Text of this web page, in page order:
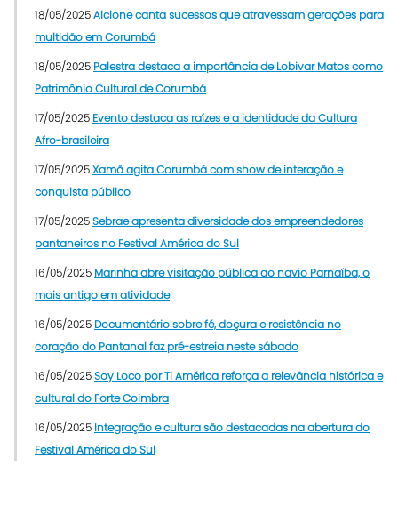
18/05/2025Alcione canta sucessos que atravessam gerações para
multidão em Corumbá
18/05/2025 Palestra destaca a importância de Lobivar Matos como
Patrimônio Cultural de Corumbá
17/05/2025 Evento destaca as raízes e a identidade da Cultura
Afro-brasileira
17/05/2025Xamã agita Corumbá com show de interação e
conquista público
17/05/2025Sebrae apresenta diversidade dos empreendedores
pantaneiros no Festival América do Sul
16/05/2025 Marinha abre visitação pública ao navio Parnaíba, o
mais antigo em atividade
16/05/2025 Documentário sobre fé, doçura e resistência no
coração do Pantanal faz pré-estreia neste sábado
16/05/2025Soy Loco por Ti América reforça a relevância histórica e
cultural do Forte Coimbra
16/05/2025 Integração e cultura são destacadas na abertura do
Festival América do Sul